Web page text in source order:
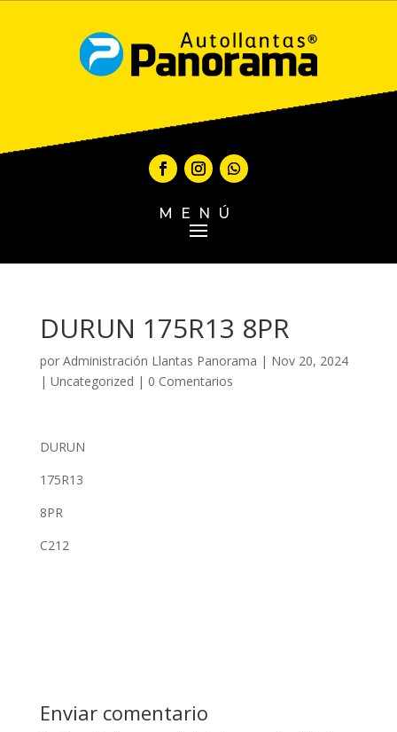
MENÚ
DURUN 175R13 8PR
por Administración Llantas Panorama | Nov 20, 2024
| Uncategorized | 0 Comentarios
DURUN
175R13
8PR
C212
Enviar comentario